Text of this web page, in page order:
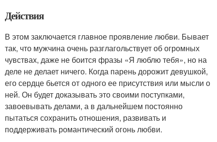
Действия
В этом заключается главное проявление любви. Бывает
так, что мужчина очень разглагольствует об огромных
чувствах, даже не боится фразы «Я люблю тебя», но на
деле не делает ничего. Когда парень дорожит девушкой,
его сердце бьется от одного ее присутствия или мысли о
ней. Он будет доказывать это своими поступками,
завоевывать делами, а в дальнейшем постоянно
пытаться сохранить отношения, развивать и
поддерживать романтический огонь любви.